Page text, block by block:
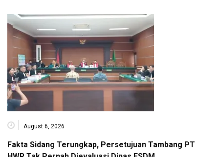
August 6, 2026
Fakta Sidang Terungkap, Persetujuan Tambang PT